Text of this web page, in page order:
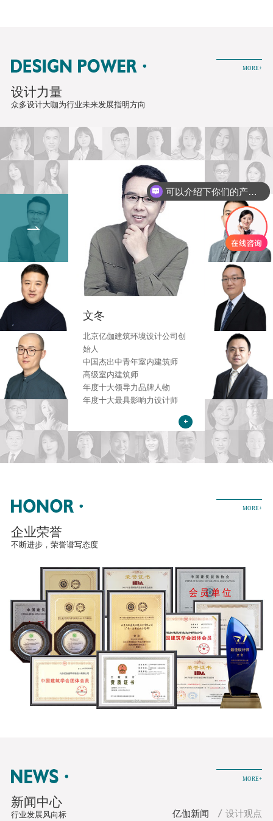
MORE+
设计力量
众多设计大咖为行业未来发展指明方向
文冬
北京亿伽建筑环境设计公司创
始人
中国杰出中青年室内建筑师
高级室内建筑师
年度十大领导力品牌人物
年度十大最具影响力设计师
胡新华
北京亿伽建筑
伙人
环境艺术设计
高级室内建筑
中国设计品牌
品牌人物”
中国建筑装饰
计师”
MORE+
企业荣誉
不断进步，荣誉谱写态度
MORE+
新闻中心
行业发展风向标 亿伽新闻 设计观点
可以介绍下你们的产品么